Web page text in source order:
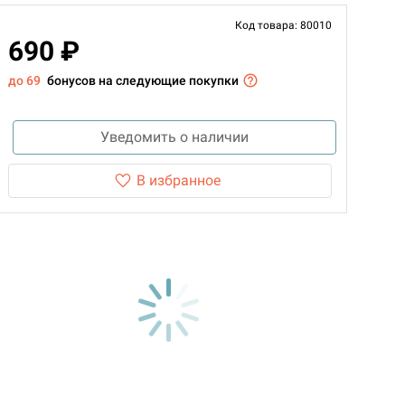
Код товара: 80010
690 ₽
до 69 бонусов на следующие покупки
Уведомить о наличии
В избранное